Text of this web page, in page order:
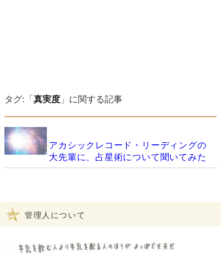
タグ:「真実度」に関する記事
アカシックレコード・リーディングの
大先輩に、占星術について聞いてみた
管理人について